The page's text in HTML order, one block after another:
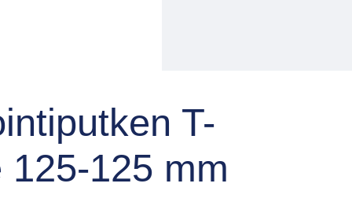
T-
125-125 mm